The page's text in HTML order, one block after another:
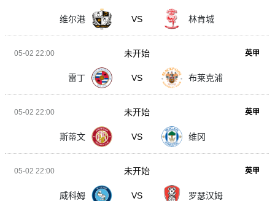
维尔港 VS 林肯城
05-02 22:00 英甲
雷丁 VS 布莱克浦
未开始
05-02 22:00 英甲
斯蒂文 VS 维冈
未开始
05-02 22:00 英甲
威科姆 VS 罗瑟汉姆
未开始